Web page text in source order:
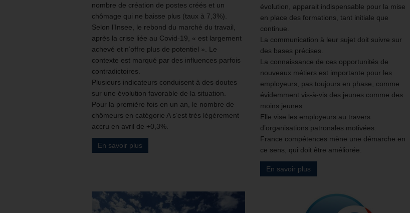
nombre de création de postes créés et un
chômage qui ne baisse plus (taux à 7,3%).
Selon l’Insee, le rebond du marché du travail,
après la crise liée au Covid-19, « est largement
achevé et n’offre plus de potentiel ». Le
contexte est marqué par des influences parfois
contradictoires.
Plusieurs indicateurs conduisent à des doutes
sur une évolution favorable de la situation.
Pour la première fois en un an, le nombre de
chômeurs en catégorie A s’est très légèrement
accru en avril de +0,3%.
En savoir plus
évolution, apparait indispensable pour la mise
en place des formations, tant initiale que
continue.
La communication à leur sujet doit suivre sur
des bases précises.
La connaissance de ces opportunités de
nouveaux métiers est importante pour les
employeurs, pas toujours en phase, comme
évidemment vis-à-vis des jeunes comme des
moins jeunes.
Elle vise les employeurs au travers
d’organisations patronales motivées.
France compétences mène une démarche en
ce sens, qui doit être améliorée.
En savoir plus